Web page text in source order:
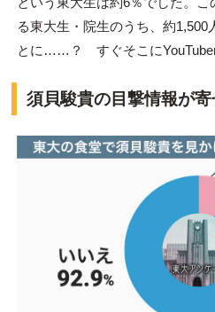
る東大生・院生のうち、約1,500
とに……？ すぐそこにYouTuber
須貝駿貴の目撃情報が